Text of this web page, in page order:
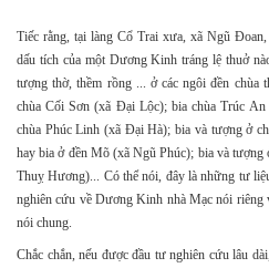
Tiếc rằng, tại làng Cổ Trai xưa, xã Ngũ
dấu tích của một Dương Kinh tráng lệ thuở
tượng thờ, thềm rồng ... ở các ngôi đền chùa
chùa Cối Sơn (xã Đại Lộc); bia chùa Trúc
chùa Phúc Linh (xã Đại Hà); bia và tượng ở
hay bia ở đền Mõ (xã Ngũ Phúc); bia và
Thuỵ Hương)... Có thể nói, đây là những tư
nghiên cứu về Dương Kinh nhà Mạc nói riêng
nói chung.
Chắc chắn, nếu được đầu tư nghiên cứu lâu